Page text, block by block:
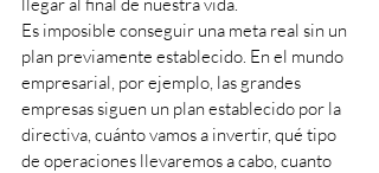
Es imposible conseguir una meta real sin un
plan previamente establecido. En el mundo
empresarial, por ejemplo, las grandes
empresas siguen un plan establecido por la
directiva, cuánto vamos a invertir, qué tipo
de operaciones llevaremos a cabo, cuanto